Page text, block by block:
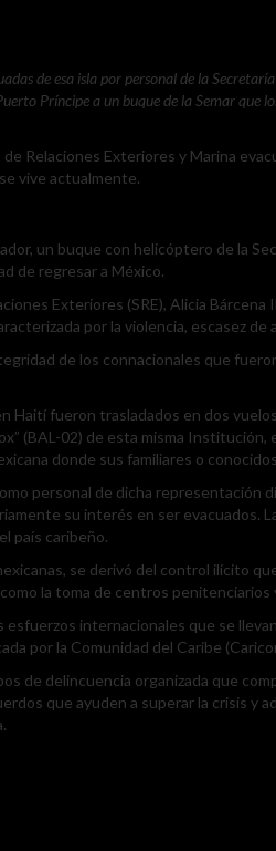
de esa isla por personal de la
Príncipe a un buque de la Semar
Relaciones Exteriores y Marina
vive actualmente.
un buque con helicóptero de la
de regresar a México.
Exteriores (SRE), Alicia
por la violencia, escasez
de los connacionales que
Haití fueron trasladados en dos
(BAL-02) de esta misma
donde sus familiares o
personal de dicha
su interés en ser evacuados.
país caribeño.
se derivó del control ilícito
la toma de centros penitenciarios
internacionales que se
por la Comunidad del Caribe
de delincuencia organizada que
que ayuden a superar la crisis y